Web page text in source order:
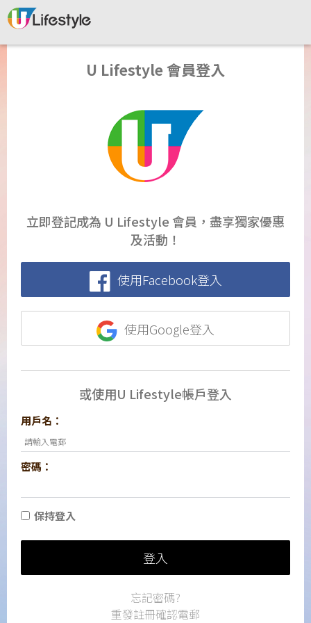
U Lifestyle 會員登入
立即登記成為 U Lifestyle 會員，盡享獨家優惠
及活動！
使用Facebook登入
使用Google登入
或使用U Lifestyle帳戶登入
用戶名：
密碼：
保持登入
登入
忘記密碼?
重發註冊確認電郵